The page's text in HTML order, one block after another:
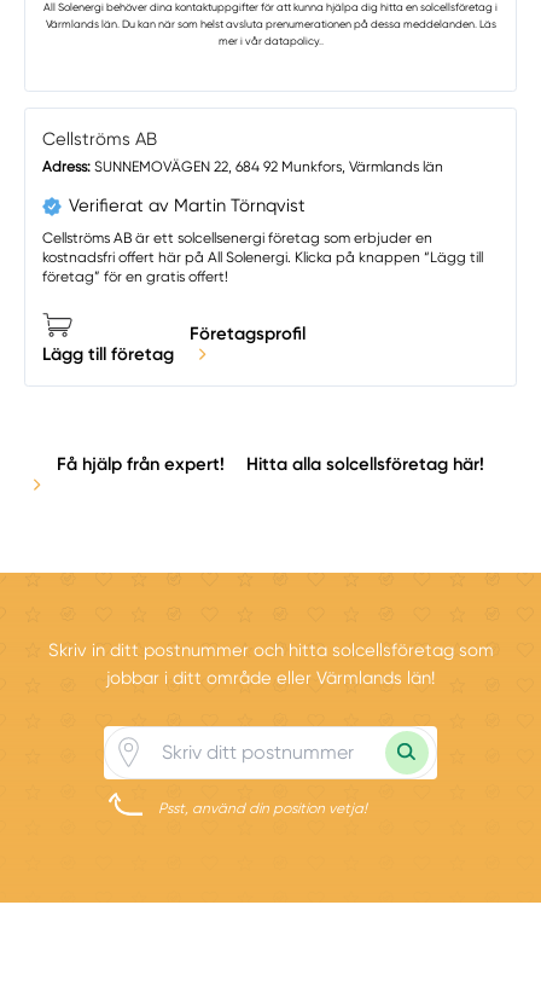
All Solenergi behöver dina kontaktuppgifter för att kunna hjälpa dig hitta en solcellsföretag i
Värmlands län. Du kan när som helst avsluta prenumerationen på dessa meddelanden. Läs
mer i vår datapolicy..
Cellströms AB
Adress:SUNNEMOVÄGEN 22, 684 92 Munkfors, Värmlands län
Verifierat av Martin Törnqvist
Cellströms AB är ett solcellsenergi företag som erbjuder en
kostnadsfri offert här på All Solenergi. Klicka på knappen “Lägg till
företag” för en gratis offert!
Lägg till företag
Företagsprofil
Få hjälp från expert! Hitta alla solcellsföretag här!
Skriv in ditt postnummer och hitta solcellsföretag som
jobbar i ditt område eller Värmlands län!
Psst, använd din position vetja!